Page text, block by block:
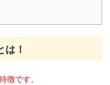
！
徴です。